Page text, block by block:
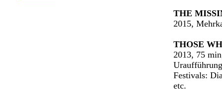
THE
2015,
THOSE
2013, 75
Festivals:
etc.